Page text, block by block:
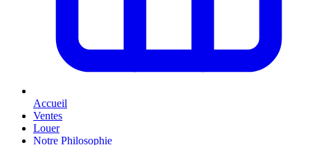
Accueil
Ventes
Louer
Notre Philosophie